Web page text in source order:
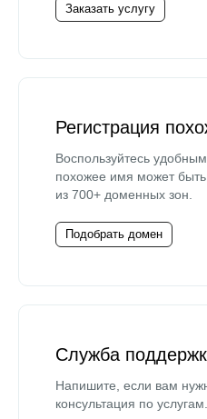
Заказать услугу
Регистрация
Воспользуйтесь
похожее имя может
из 700+ доменных зон.
Подобрать домен
Служба
Напишите, если вам
консультация по услугам.